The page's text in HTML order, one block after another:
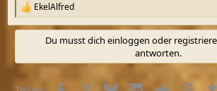
R
e
a
o
EkelAlfred
Du musst dich einloggen oder
antworten.
FacebookX (Twitter)
BlueskyLinkedInReddit